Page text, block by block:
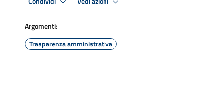
Argomenti:
Trasparenza amministrativa